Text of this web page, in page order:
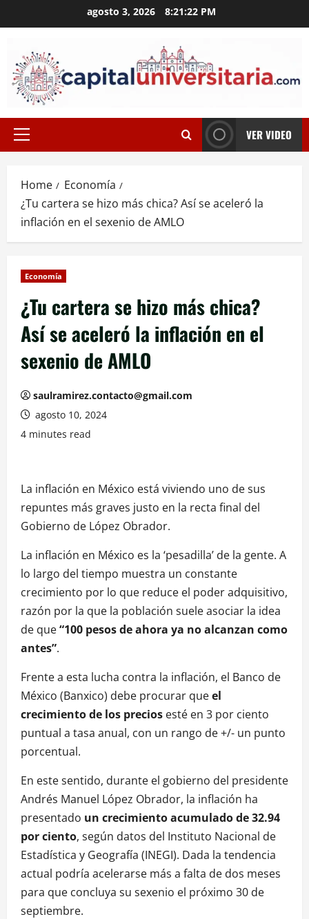
to
agosto 3, 2026 8:21:23 PM
Primary
VER VIDEO
Home
Economía
¿Tu cartera se hizo más chica? Así se aceleró la
inflación en el sexenio de AMLO
Economía
¿Tu cartera se hizo más chica?
Así se aceleró la inflación en el
sexenio de AMLO
saulramirez.contacto@gmail.com
agosto 10, 2024
4 minutes read
La inflación en México está viviendo uno de sus
repuntes más graves justo en la recta final del
Gobierno de López Obrador.
La inflación en México es la ‘pesadilla’ de la gente. A
lo largo del tiempo muestra un constante
crecimiento por lo que reduce el poder adquisitivo,
razón por la que la población suele asociar la idea
de que“100 pesos de ahora ya no alcanzan como
antes”.
Frente a esta lucha contra la inflación, el Banco de
México (Banxico) debe procurar queel
crecimiento de los precios esté en 3 por ciento
puntual a tasa anual, con un rango de +/- un punto
porcentual.
En este sentido, durante el gobierno del presidente
Andrés Manuel López Obrador, la inflación ha
presentado un crecimiento acumulado de 32.94
por ciento, según datos del Instituto Nacional de
Estadística y Geografía (INEGI). Dada la tendencia
actual podría acelerarse más a falta de dos meses
para que concluya su sexenio el próximo 30 de
septiembre.